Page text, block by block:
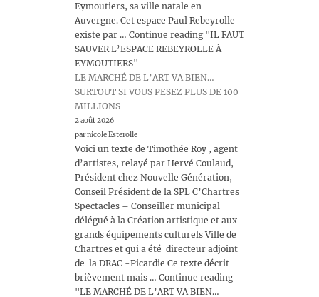
Eymoutiers, sa ville natale en
Auvergne. Cet espace Paul Rebeyrolle
existe par … Continue reading "IL FAUT
SAUVER L’ESPACE REBEYROLLE À
EYMOUTIERS"
LE MARCHÉ DE L’ART VA BIEN…
SURTOUT SI VOUS PESEZ PLUS DE 100
MILLIONS
2 août 2026
par nicole Esterolle
Voici un texte de Timothée Roy , agent
d’artistes, relayé par Hervé Coulaud,
Président chez Nouvelle Génération,
Conseil Président de la SPL C’Chartres
Spectacles – Conseiller municipal
délégué à la Création artistique et aux
grands équipements culturels Ville de
Chartres et qui a été directeur adjoint
de la DRAC -Picardie Ce texte décrit
brièvement mais … Continue reading
"LE MARCHÉ DE L’ART VA BIEN…